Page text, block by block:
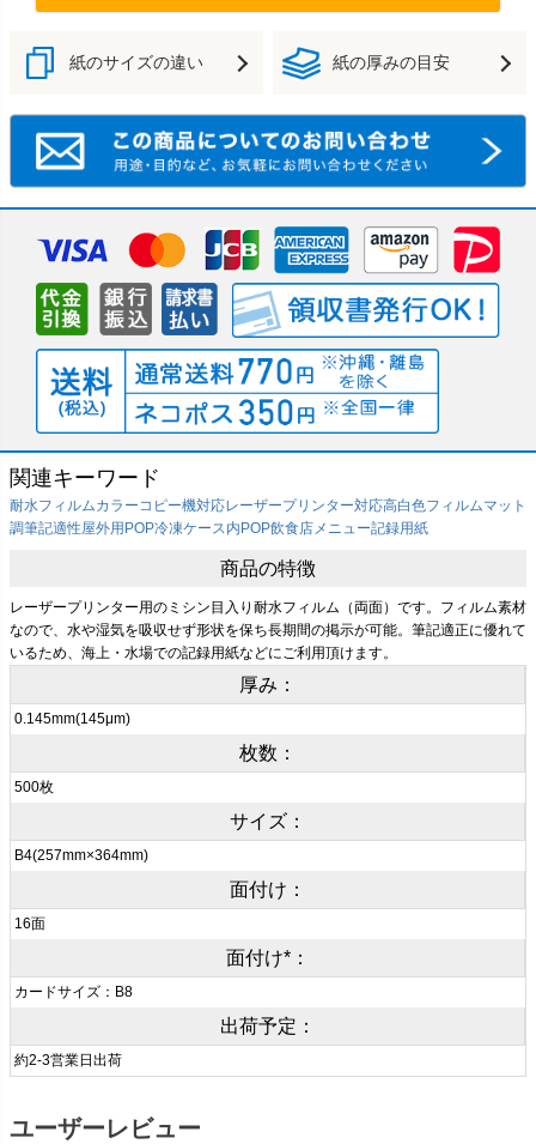
紙のサイズの違い 紙の厚みの目安
関連キーワード
耐水フィルムカラーコピー機対応レーザープリンター対応高白色フィルムマット
調筆記適性屋外用POP冷凍ケース内POP飲食店メニュー記録用紙
商品の特徴
レーザープリンター用のミシン目入り耐水フィルム（両面）です。フィルム素材
なので、水や湿気を吸収せず形状を保ち長期間の掲示が可能。筆記適正に優れて
いるため、海上・水場での記録用紙などにご利用頂けます。
厚み：
0.145mm(145μm)
枚数：
500枚
サイズ：
B4(257mm×364mm)
面付け：
16面
面付け*：
カードサイズ：B8
出荷予定：
約2-3営業日出荷
ユーザーレビュー